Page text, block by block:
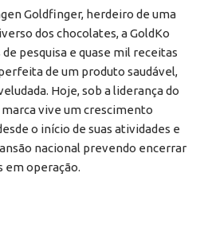
Goldfinger, herdeiro de uma
dos chocolates, a GoldKo
pesquisa e quase mil receitas
de um produto saudável,
Hoje, sob a liderança do
marca vive um crescimento
o início de suas atividades e
nacional prevendo encerrar
em operação.